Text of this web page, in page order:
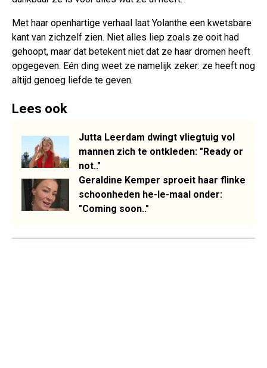
Met haar openhartige verhaal laat Yolanthe een kwetsbare
kant van zichzelf zien. Niet alles liep zoals ze ooit had
gehoopt, maar dat betekent niet dat ze haar dromen heeft
opgegeven. Eén ding weet ze namelijk zeker: ze heeft nog
altijd genoeg liefde te geven.
Lees ook
Jutta Leerdam dwingt vliegtuig vol
mannen zich te ontkleden: "Ready or
not.."
Geraldine Kemper sproeit haar flinke
schoonheden he-le-maal onder:
"Coming soon.."